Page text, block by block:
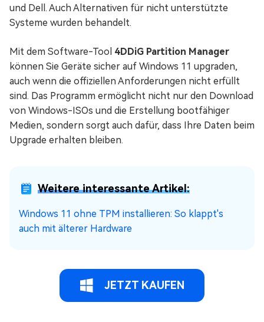
und Dell. Auch Alternativen für nicht unterstützte
Systeme wurden behandelt.
Mit dem Software-Tool 4DDiG Partition Manager
können Sie Geräte sicher auf Windows 11 upgraden,
auch wenn die offiziellen Anforderungen nicht erfüllt
sind. Das Programm ermöglicht nicht nur den Download
von Windows-ISOs und die Erstellung bootfähiger
Medien, sondern sorgt auch dafür, dass Ihre Daten beim
Upgrade erhalten bleiben.
Weitere interessante Artikel:
Windows 11 ohne TPM installieren: So klappt's
auch mit älterer Hardware
JETZT KAUFEN